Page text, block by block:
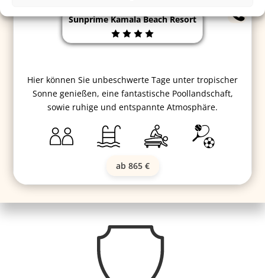
Sunprime Kamala Beach Resort
Hier können Sie unbeschwerte Tage unter tropischer
Sonne genießen, eine fantastische Poollandschaft,
sowie ruhige und entspannte Atmosphäre.
ab 865 €